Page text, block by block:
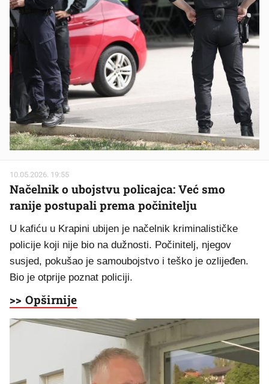
10.05.2026. 19:55
Načelnik o ubojstvu policajca: Već smo
ranije postupali prema počinitelju
U kafiću u Krapini ubijen je načelnik kriminalističke
policije koji nije bio na dužnosti. Počinitelj, njegov
susjed, pokušao je samoubojstvo i teško je ozlijeđen.
Bio je otprije poznat policiji.
>> Opširnije